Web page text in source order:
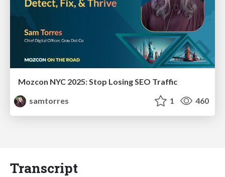
Mozcon NYC 2025: Stop Losing SEO Traffic
samtorres
1 460
Transcript